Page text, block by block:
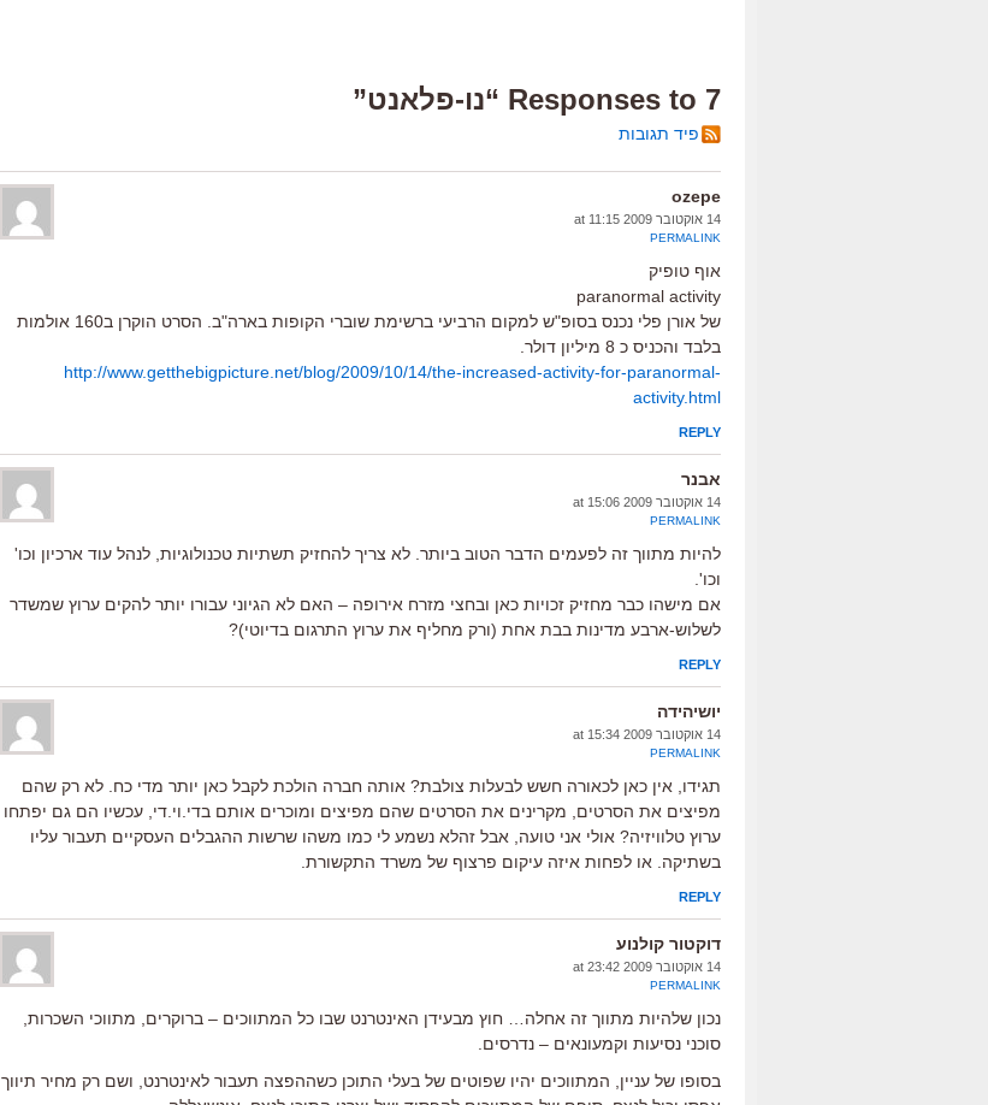
7 Responses to “נו-פלאנט”
פיד תגובות
ozepe
14 אוקטובר 2009 at 11:15
PERMALINK
אוף טופיק
paranormal activity
של אורן פלי נכנס בסופ"ש למקום הרביעי ברשימת שוברי הקופות בארה"ב. הסרט הוקרן ב160 אולמות
בלבד והכניס כ 8 מיליון דולר.
http://www.getthebigpicture.net/blog/2009/10/14/the-increased-activity-for-paranormal-
activity.html
REPLY
אבנר
14 אוקטובר 2009 at 15:06
PERMALINK
להיות מתווך זה לפעמים הדבר הטוב ביותר. לא צריך להחזיק תשתיות טכנולוגיות, לנהל עוד ארכיון וכו'
וכו'.
אם מישהו כבר מחזיק זכויות כאן ובחצי מזרח אירופה – האם לא הגיוני עבורו יותר להקים ערוץ שמשדר
לשלוש-ארבע מדינות בבת אחת (ורק מחליף את ערוץ התרגום בדיוטי)?
REPLY
יושיהידה
14 אוקטובר 2009 at 15:34
PERMALINK
תגידו, אין כאן לכאורה חשש לבעלות צולבת? אותה חברה הולכת לקבל כאן יותר מדי כח. לא רק שהם
מפיצים את הסרטים, מקרינים את הסרטים שהם מפיצים ומוכרים אותם בדי.וי.די, עכשיו הם גם יפתחו
ערוץ טלוויזיה? אולי אני טועה, אבל זהלא נשמע לי כמו משהו שרשות ההגבלים העסקיים תעבור עליו
בשתיקה. או לפחות איזה עיקום פרצוף של משרד התקשורת.
REPLY
דוקטור קולנוע
14 אוקטובר 2009 at 23:42
PERMALINK
נכון שלהיות מתווך זה אחלה… חוץ מבעידן האינטרנט שבו כל המתווכים – ברוקרים, מתווכי השכרות,
סוכני נסיעות וקמעונאים – נדרסים.
בסופו של עניין, המתווכים יהיו שפוטים של בעלי התוכן כשההפצה תעבור לאינטרנט, ושם רק מחיר תיווך